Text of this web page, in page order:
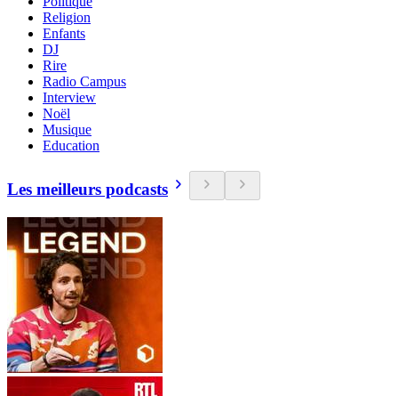
Religion
Enfants
DJ
Rire
Radio Campus
Interview
Noël
Musique
Education
Les meilleurs podcasts